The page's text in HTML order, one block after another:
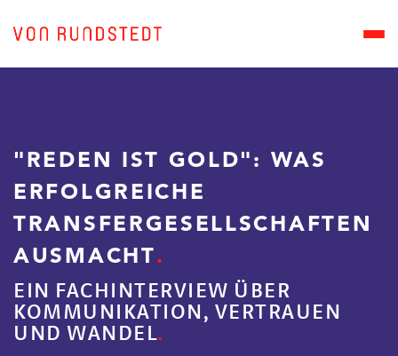
"REDEN IST GOLD": WAS
ERFOLGREICHE
TRANSFERGESELLSCHAFTEN
AUSMACHT
EIN FACHINTERVIEW ÜBER
KOMMUNIKATION, VERTRAUEN
UND WANDEL